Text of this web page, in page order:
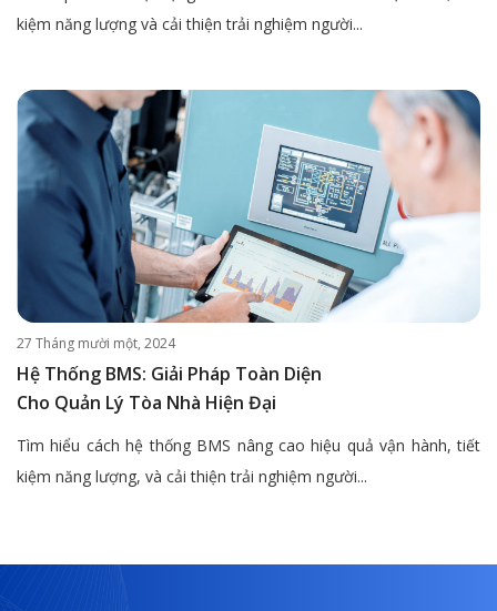
kiệm năng lượng và cải thiện trải nghiệm người...
27 Tháng mười một, 2024
Hệ Thống BMS: Giải Pháp Toàn Diện
Cho Quản Lý Tòa Nhà Hiện Đại
Tìm hiểu cách hệ thống BMS nâng cao hiệu quả vận hành, tiết
kiệm năng lượng, và cải thiện trải nghiệm người...